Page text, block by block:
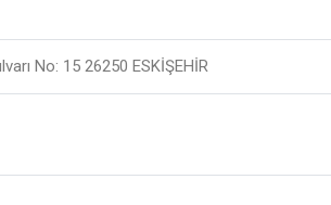
No: 15 26250 ESKİŞEHİR